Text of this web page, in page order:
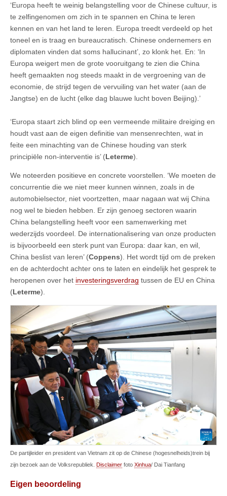
‘Europa heeft te weinig belangstelling voor de Chinese cultuur, is
te zelfingenomen om zich in te spannen en China te leren
kennen en van het land te leren. Europa treedt verdeeld op het
toneel en is traag en bureaucratisch. Chinese ondernemers en
diplomaten vinden dat soms hallucinant’, zo klonk het. En: ‘In
Europa weigert men de grote vooruitgang te zien die China
heeft gemaakten nog steeds maakt in de vergroening van de
economie, de strijd tegen de vervuiling van het water (aan de
Jangtse) en de lucht (elke dag blauwe lucht boven Beijing).’
‘Europa staart zich blind op een vermeende militaire dreiging en
houdt vast aan de eigen definitie van mensenrechten, wat in
feite een minachting van de Chinese houding van sterk
principiële non-interventie is’ (Leterme).
We noteerden positieve en concrete voorstellen. ‘We moeten de
concurrentie die we niet meer kunnen winnen, zoals in de
automobielsector, niet voortzetten, maar nagaan wat wij China
nog wel te bieden hebben. Er zijn genoeg sectoren waarin
China belangstelling heeft voor een samenwerking met
wederzijds voordeel. De internationalisering van onze producten
is bijvoorbeeld een sterk punt van Europa: daar kan, en wil,
China beslist van leren’ (Coppens). Het wordt tijd om de preken
en de achterdocht achter ons te laten en eindelijk het gesprek te
heropenen over het investeringsverdrag tussen de EU en China
(Leterme).
De partijleider en president van Vietnam zit op de Chinese (hogesnelheids)trein bij
zijn bezoek aan de Volksrepubliek. Disclaimer foto Xinhua/ Dai Tianfang
Eigen beoordeling